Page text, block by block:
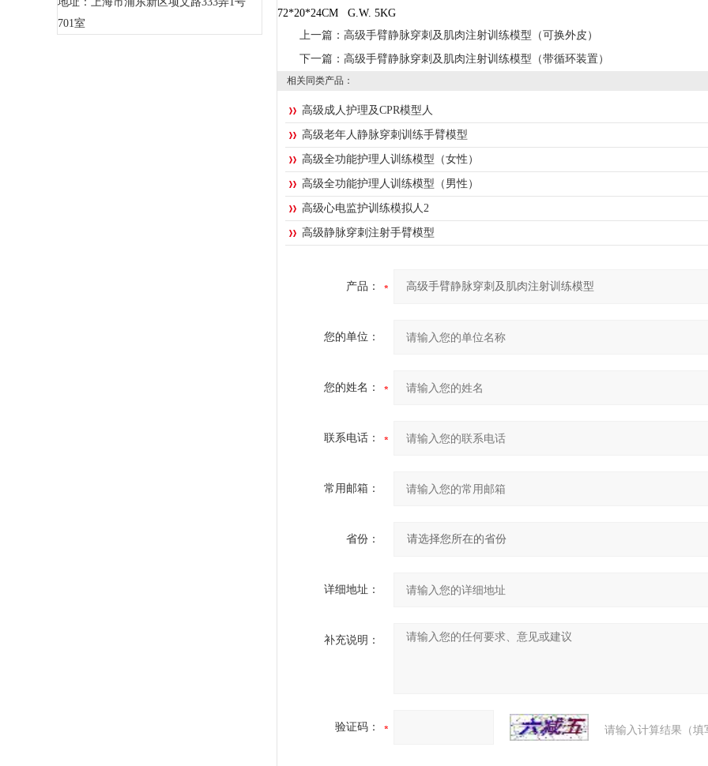
701室
72*20*24CM G.W. 5KG
上一篇： 高级手臂静脉穿刺及肌肉注射训练模型（可换外皮）
下一篇： 高级手臂静脉穿刺及肌肉注射训练模型（带循环装置）
相关同类产品：
高级成人护理及CPR模型人
高级老年人静脉穿刺训练手臂模型
高级全功能护理人训练模型（女性）
高级全功能护理人训练模型（男性）
高级心电监护训练模拟人2
高级静脉穿刺注射手臂模型
产品：
您的单位：
您的姓名：
联系电话：
常用邮箱：
省份：
详细地址：
补充说明：
验证码： 请输入计算结果（